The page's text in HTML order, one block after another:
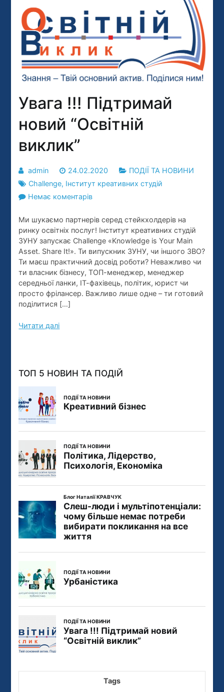
Увага !!! Підтримай
новий “Освітній
виклик”
admin 24.02.2020
ПОДІЇ ТА НОВИНИ
Challenge, Інститут креативних студій
Немає коментарівдо
!!!
Підтримай
новий
“Освітній
виклик”
Ми шукаємо партнерів серед стейкхолдерів на
ринку освітніх послуг! Інститут креативних студій
ЗУНУ запускає Challenge «Knowledge is Your Main
Asset. Share It!». Ти випускник ЗУНУ, чи іншого ЗВО?
Ти маєш практичний досвід роботи? Неважливо чи
ти власник бізнесу, ТОП-менеджер, менеджер
середньої ланки, ІТ-фахівець, політик, юрист чи
просто фрілансер. Важливо лише одне – ти готовий
поділитися […]
Читати далі
ТОП 5 НОВИН ТА ПОДІЙ
Tags